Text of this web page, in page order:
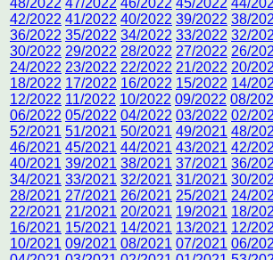
48/2022 47/2022 46/2022 45/2022 44/
42/2022 41/2022 40/2022 39/2022 38/
36/2022 35/2022 34/2022 33/2022 32/
30/2022 29/2022 28/2022 27/2022 26/
24/2022 23/2022 22/2022 21/2022 20/
18/2022 17/2022 16/2022 15/2022 14/
12/2022 11/2022 10/2022 09/2022 08/
06/2022 05/2022 04/2022 03/2022 02/
52/2021 51/2021 50/2021 49/2021 48/
46/2021 45/2021 44/2021 43/2021 42/
40/2021 39/2021 38/2021 37/2021 36/
34/2021 33/2021 32/2021 31/2021 30/
28/2021 27/2021 26/2021 25/2021 24/
22/2021 21/2021 20/2021 19/2021 18/
16/2021 15/2021 14/2021 13/2021 12/
10/2021 09/2021 08/2021 07/2021 06/